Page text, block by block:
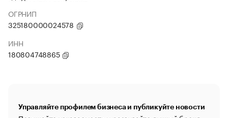
ОГРНИП
325180000024578
ИНН
180804748865
Управляйте профилем бизнеса и публикуйте новости